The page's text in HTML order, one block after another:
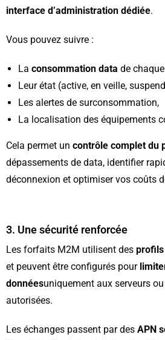
interface d’administration dédiée.
Vous pouvez suivre :
La consommation data de
Leur état (active, en veille,
Les alertes de surconsommation,
La localisation des équipements
Cela permet un contrôle complet du
dépassements de data, identifier
déconnexion et optimiser vos coûts
3. Une sécurité renforcée
Les forfaits M2M utilisent des
et peuvent être configurés pour
donnéesuniquement aux serveurs
autorisées.
Les échanges passent par des APN